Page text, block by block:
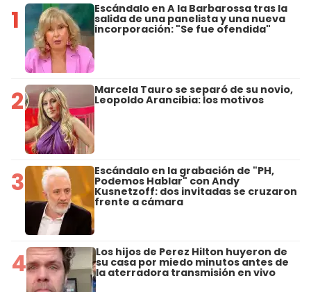
1 Escándalo en A la Barbarossa tras la
salida de una panelista y una nueva
incorporación: "Se fue ofendida"
2 Marcela Tauro se separó de su novio,
Leopoldo Arancibia: los motivos
3 Escándalo en la grabación de "PH,
Podemos Hablar" con Andy
Kusnetzoff: dos invitadas se cruzaron
frente a cámara
4 Los hijos de Perez Hilton huyeron de
su casa por miedo minutos antes de
la aterradora transmisión en vivo